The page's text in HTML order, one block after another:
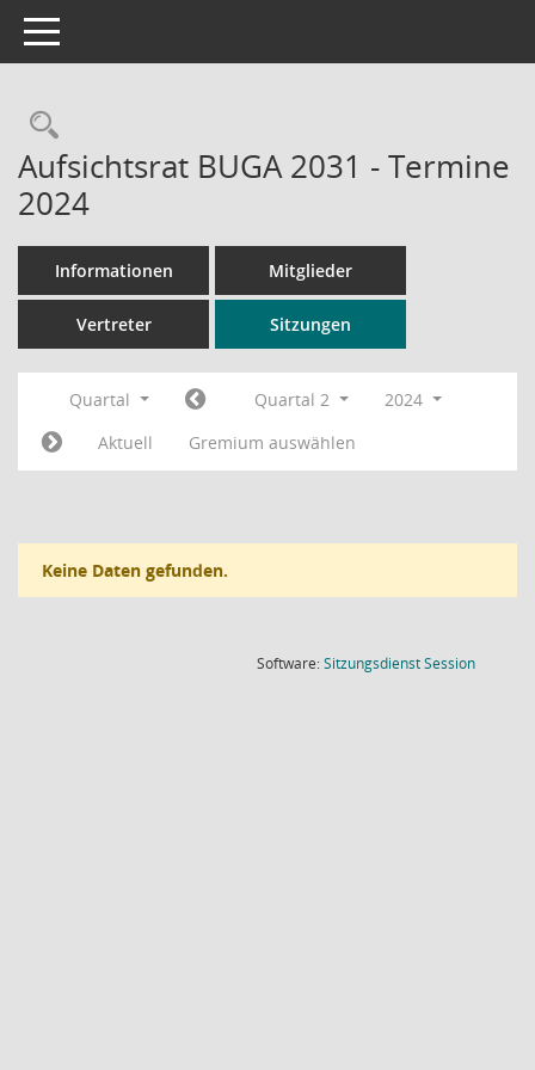
Toggle navigation
Rechercheauswahl
Aufsichtsrat BUGA 2031 - Termine
2024
Informationen Mitglieder
Vertreter Sitzungen
Quartal Quartal 2
2024
Aktuell
Gremium auswählen
Keine Daten gefunden.
Software:SitzungsdienstSession(Wird in